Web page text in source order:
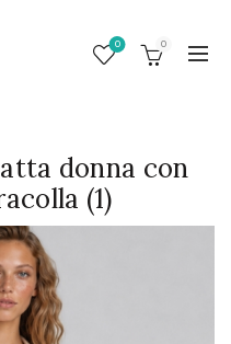
0 0
donna con
(1)